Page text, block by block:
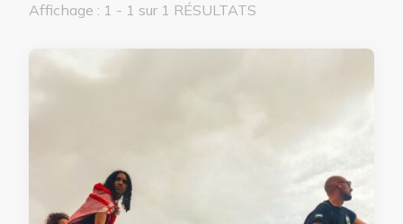
Affichage : 1 - 1 sur 1 RÉSULTATS